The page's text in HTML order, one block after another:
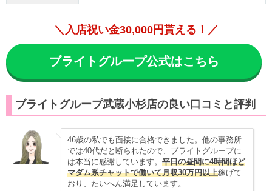
＼入店祝い金30,000円貰える！／
ブライトグループ公式はこちら
ブライトグループ武蔵小杉店の良い口コミと評判
46歳の私でも面接に合格できました。他の事務所
では40代だと断られたので、ブライトグループに
は本当に感謝しています。 平日の昼間に4時間ほど
マダム系チャットで働いて月収30万円以上稼げて
おり、たいへん満足しています。